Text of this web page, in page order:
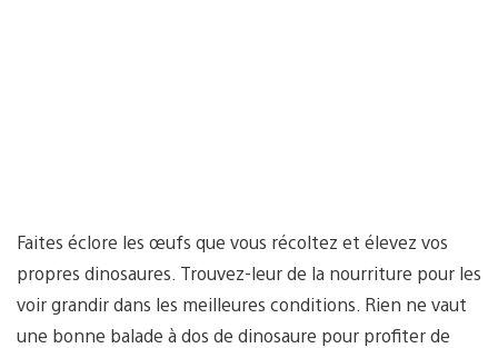
Faites éclore les œufs que vous récoltez et élevez vos
propres dinosaures. Trouvez-leur de la nourriture pour les
voir grandir dans les meilleures conditions. Rien ne vaut
une bonne balade à dos de dinosaure pour profiter de